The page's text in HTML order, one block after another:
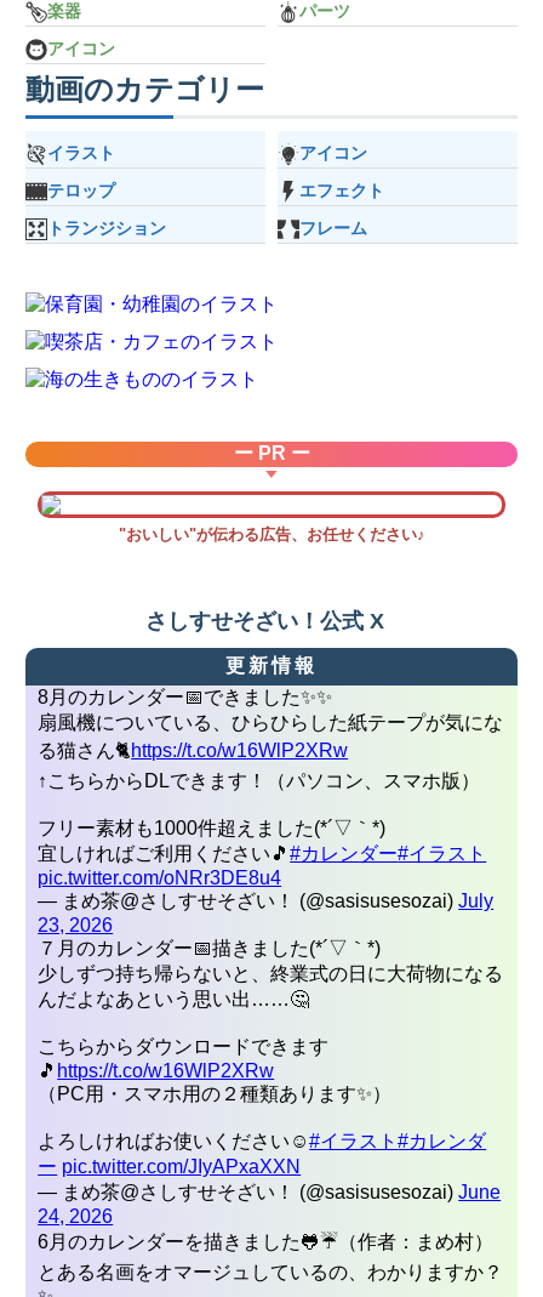
楽器
パーツ
アイコン
動画のカテゴリー
イラスト
アイコン
テロップ
エフェクト
トランジション
フレーム
ー PR ー
"おいしい"が伝わる広告、お任せください♪
さしすせそざい！公式 X
更新情報
8月のカレンダー📅できました✨✨
扇風機についている、ひらひらした紙テープが気にな
る猫さん🐈https://t.co/w16WlP2XRw
↑こちらからDLできます！（パソコン、スマホ版）
フリー素材も1000件超えました(*´▽｀*)
宜しければご利用ください🎵#カレンダー#イラスト
pic.twitter.com/oNRr3DE8u4
— まめ茶@さしすせそざい！ (@sasisusesozai)July
23, 2026
７月のカレンダー📅描きました(*´▽｀*)
少しずつ持ち帰らないと、終業式の日に大荷物になる
んだよなあという思い出……🤔
こちらからダウンロードできます
🎵 https://t.co/w16WlP2XRw
（PC用・スマホ用の２種類あります✨）
よろしければお使いください☺#イラスト#カレンダ
ーㅤㅤㅤ pic.twitter.com/JIyAPxaXXN
— まめ茶@さしすせそざい！ (@sasisusesozai)June
24, 2026
6月のカレンダーを描きました🐸☔（作者：まめ村）
とある名画をオマージュしているの、わかりますか？